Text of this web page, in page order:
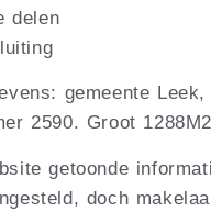
delen
gemeente Leek,
2590. Groot
getoonde
doch